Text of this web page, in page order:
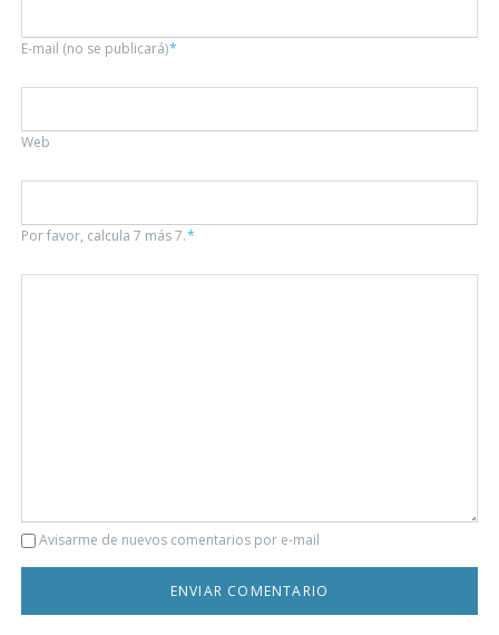
Campo
E-mail (no se publicará)*
Web
Por favor, calcula 7 más 7.*
Comentario
Avisarme de nuevos comentarios por e-mail